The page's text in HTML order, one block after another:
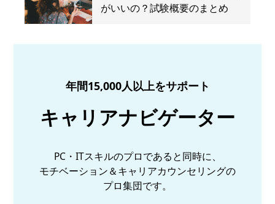
がいいの？試験概要のまとめ
年間15,000人以上をサポート
キャリアナビゲーター
PC・ITスキルのプロであると同時に、
モチベーション＆キャリアカウンセリングの
プロ集団です。